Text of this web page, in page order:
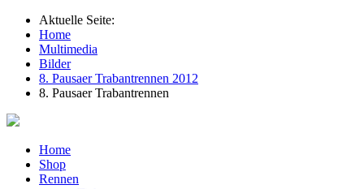
Aktuelle Seite:
Home
Multimedia
Bilder
8. Pausaer Trabantrennen 2012
8. Pausaer Trabantrennen
Home
Shop
Rennen